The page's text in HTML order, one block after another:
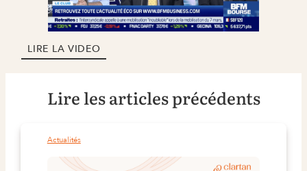
LIRE LA VIDEO
Lire les articles précédents
Actualités